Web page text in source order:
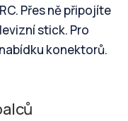
Přes ně připojíte
stick. Pro
konektorů.